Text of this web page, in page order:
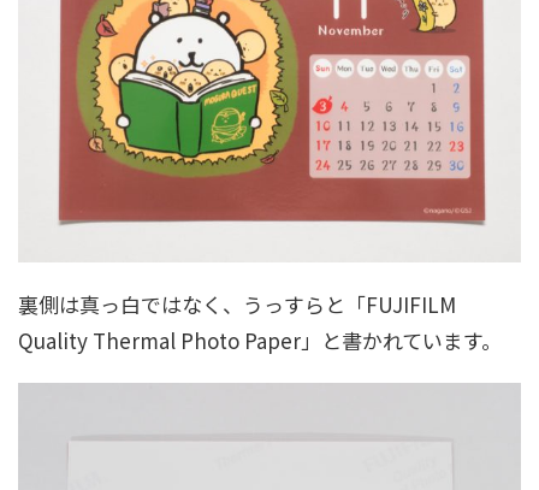
裏側は真っ白ではなく、うっすらと「FUJIFILM
Quality Thermal Photo Paper」と書かれています。